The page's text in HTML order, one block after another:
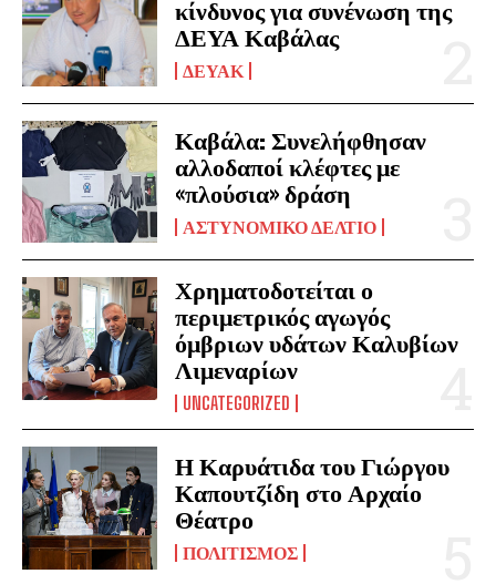
κίνδυνος για συνένωση της
ΔΕΥΑ Καβάλας
ΔΕΥΑΚ
Καβάλα: Συνελήφθησαν
αλλοδαποί κλέφτες με
«πλούσια» δράση
ΑΣΤΥΝΟΜΙΚΌ ΔΕΛΤΊΟ
Χρηματοδοτείται ο
περιμετρικός αγωγός
όμβριων υδάτων Καλυβίων
Λιμεναρίων
UNCATEGORIZED
Η Καρυάτιδα του Γιώργου
Καπουτζίδη στο Αρχαίο
Θέατρο
ΠΟΛΙΤΙΣΜΌΣ